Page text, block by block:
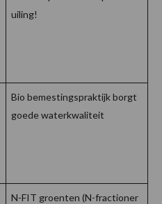
uiling!
Bio bemestingspraktijk borgt
goede waterkwaliteit
N-FIT groenten (N-fractioner